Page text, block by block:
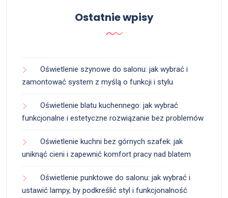
Ostatnie wpisy
Oświetlenie szynowe do salonu: jak wybrać i
zamontować system z myślą o funkcji i stylu
Oświetlenie blatu kuchennego: jak wybrać
funkcjonalne i estetyczne rozwiązanie bez problemów
Oświetlenie kuchni bez górnych szafek: jak
uniknąć cieni i zapewnić komfort pracy nad blatem
Oświetlenie punktowe do salonu: jak wybrać i
ustawić lampy, by podkreślić styl i funkcjonalność